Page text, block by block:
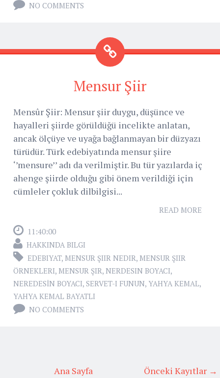
NO COMMENTS
Mensur Şiir
Mensûr Şiir: Mensur şiir duygu, düşünce ve
hayalleri şiirde görüldüğü incelikte anlatan,
ancak ölçüye ve uyağa bağlanmayan bir düzyazı
türüdür. Türk edebiyatında mensur şiire
‘’mensure’’ adı da verilmiştir. Bu tür yazılarda iç
ahenge şiirde olduğu gibi önem verildiği için
cümleler çokluk dilbilgisi...
READ MORE
11:40:00
HAKKINDA BILGI
EDEBIYAT, MENSUR ŞIIR NEDIR, MENSUR ŞIIR
ÖRNEKLERI, MENSUR ŞIR, NERDESIN BOYACI,
NEREDESİN BOYACI, SERVET-I FUNUN, YAHYA KEMAL,
YAHYA KEMAL BAYATLI
NO COMMENTS
Önceki Kayıtlar →
Ana Sayfa